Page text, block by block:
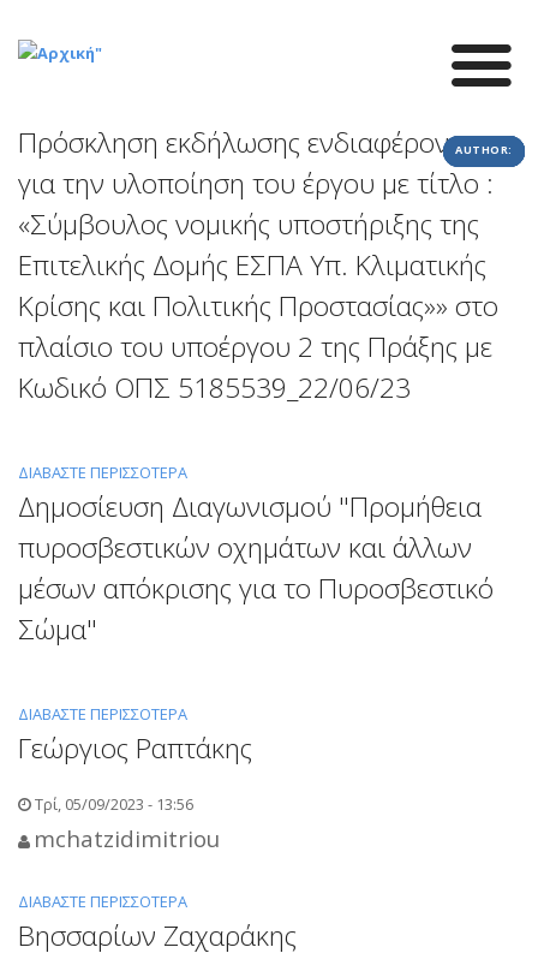
προς
Πρόσκληση εκδήλωσης ενδιαφέροντος
για την υλοποίηση του έργου με τίτλο :
«Σύμβουλος νομικής υποστήριξης της
Επιτελικής Δομής ΕΣΠΑ Υπ. Κλιματικής
Κρίσης και Πολιτικής Προστασίας»» στο
πλαίσιο του υποέργου 2 της Πράξης με
Κωδικό ΟΠΣ 5185539_22/06/23
ΔΙΑΒΆΣΤΕ ΠΕΡΙΣΣΌΤΕΡΑ
ΤΟ
ΠΡΌΣΚΛΗΣΗ
ΕΚΔΉΛΩΣΗΣ
ΕΝΔΙΑΦΈΡΟΝΤΟΣ
ΜΕ
:
«ΣΎΜΒΟΥΛΟΣ
ΕΠΙΤΕΛΙΚΉΣ
Δημοσίευση Διαγωνισμού "Προμήθεια
πυροσβεστικών οχημάτων και άλλων
μέσων απόκρισης για το Πυροσβεστικό
Σώμα"
ΔΙΑΒΆΣΤΕ ΠΕΡΙΣΣΌΤΕΡΑ
ΤΟ
ΔΗΜΟΣΊΕΥΣΗ
ΔΙΑΓΩΝΙΣΜΟΎ
ΠΥΡΟΣΒΕΣΤΙΚΏΝ
ΆΛΛΩΝ
Γεώργιος Ραπτάκης
CREATE:
Τρί, 05/09/2023 - 13:56
AUTHOR:
mchatzidimitriou
ΔΙΑΒΆΣΤΕ ΠΕΡΙΣΣΌΤΕΡΑ
ΤΟ
ΓΕΏΡΓΙΟΣ
Βησσαρίων Ζαχαράκης
CREATE:
AUTHOR:
CREATE:
AUTHOR:
CREATE:
AUTHOR: